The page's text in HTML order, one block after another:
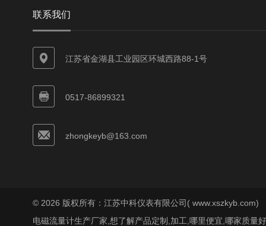
联系我们
江苏省金湖县工业园区环城西路88-1号
0517-86899321
zhongkeyb@163.com
© 2026 版权所有：江苏中科仪表有限公司( www.xszkyb.com)
电磁流量计生产厂家,想了解产品定制,加工,哪里便宜,哪家质量